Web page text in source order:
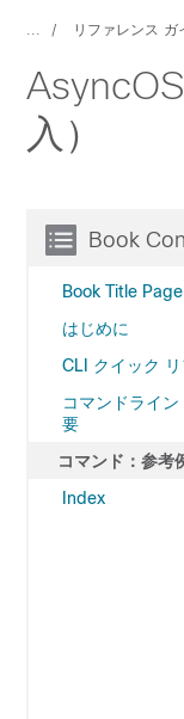
... リファレンス ガ
入）
Book
Book Title Page
はじめに
CLI クイック
コマンドライ
要
コマンド：参考
Index